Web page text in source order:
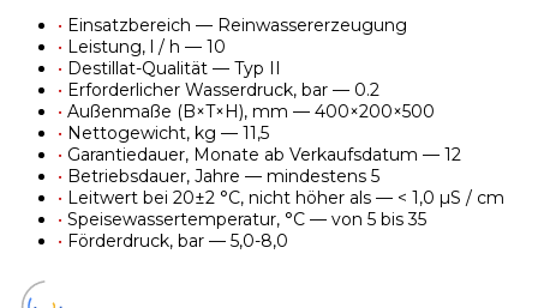
• Einsatzbereich — Reinwassererzeugung
• Leistung, l / h — 10
• Destillat-Qualität — Typ II
• Erforderlicher Wasserdruck, bar — 0.2
• Außenmaße (B×T×H), mm — 400×200×500
• Nettogewicht, kg — 11,5
• Garantiedauer, Monate ab Verkaufsdatum — 12
• Betriebsdauer, Jahre — mindestens 5
• Leitwert bei 20±2 °C, nicht höher als — < 1,0 µS / cm
• Speisewassertemperatur, °C — von 5 bis 35
• Förderdruck, bar — 5,0-8,0